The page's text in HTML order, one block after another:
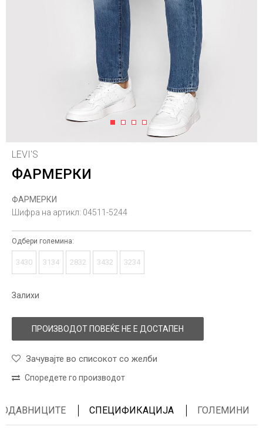
1 2 3 4
LEVI'S
ФАРМЕРКИ
ФАРМЕРКИ
Шифра на артикл: 04511-5244
Одбери големина:
3430 3134 2832 3432 3234
Залихи
ПРОИЗВОДОТ ПОВЕЌЕ НЕ Е ДОСТАПЕН
Зачувајте во списокот со желби
Споредете го производот
СПЕЦИФИКАЦИЈА ГОЛЕМИНИ